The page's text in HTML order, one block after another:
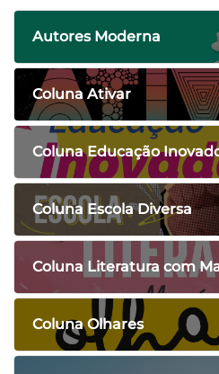
Autores Moderna
Coluna Ativar
Coluna Educação
Coluna Escola Diversa
Coluna Literatura com
Coluna Olhares